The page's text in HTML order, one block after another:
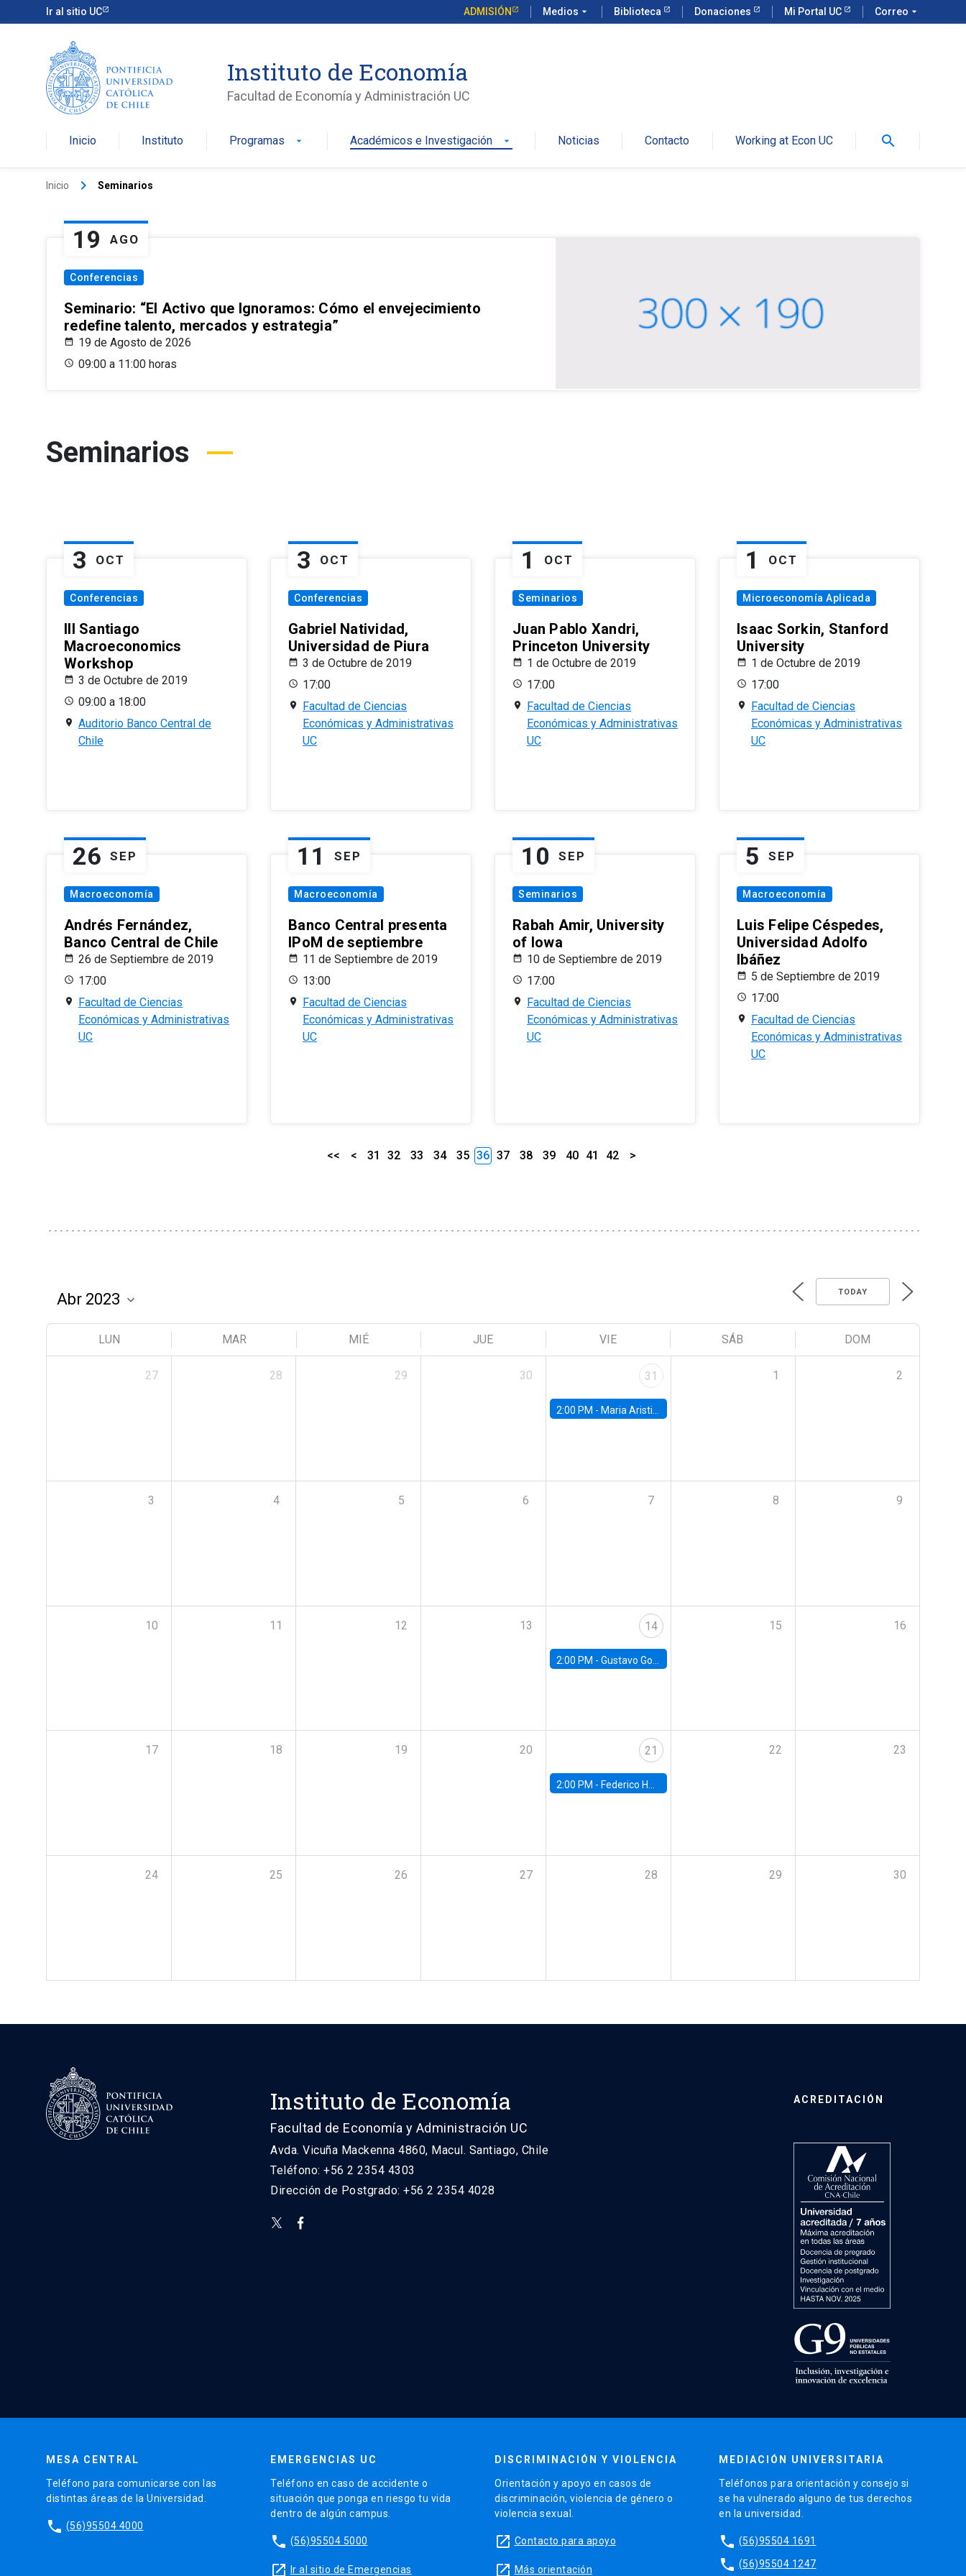
Ir al sitio UC ADMISIÓN Medios arrow_drop_down Biblioteca Donaciones Mi Portal UC Correo arrow_drop_down
Instituto de Economía
Facultad de Economía y Administración UC
Inicio Instituto Programas arrow_drop_down Académicos e Investigación arrow_drop_down Noticias Contacto Working at Econ UC search
Inicio keyboard_arrow_right Seminarios
19 AGO
Conferencias
Seminario: “El Activo que Ignoramos: Cómo el envejecimiento
redefine talento, mercados y estrategia”
19 de Agosto de 2026
09:00 a 11:00 horas
Seminarios
3 OCT
Conferencias
III Santiago
Macroeconomics
Workshop
3 de Octubre de 2019
09:00 a 18:00
Auditorio Banco Central de
Chile
3 OCT
Conferencias
Gabriel Natividad,
Universidad de Piura
3 de Octubre de 2019
17:00
Facultad de Ciencias
Económicas y Administrativas
UC
1 OCT
Seminarios
Juan Pablo Xandri,
Princeton University
1 de Octubre de 2019
17:00
Facultad de Ciencias
Económicas y Administrativas
UC
1 OCT
Microeconomía Aplicada
Isaac Sorkin, Stanford
University
1 de Octubre de 2019
17:00
Facultad de Ciencias
Económicas y Administrativas
UC
26 SEP
Macroeconomía
Andrés Fernández,
Banco Central de Chile
26 de Septiembre de 2019
17:00
Facultad de Ciencias
Económicas y Administrativas
UC
11 SEP
Macroeconomía
Banco Central presenta
IPoM de septiembre
11 de Septiembre de 2019
13:00
Facultad de Ciencias
Económicas y Administrativas
UC
10 SEP
Seminarios
Rabah Amir, University
of Iowa
10 de Septiembre de 2019
17:00
Facultad de Ciencias
Económicas y Administrativas
UC
5 SEP
Macroeconomía
Luis Felipe Céspedes,
Universidad Adolfo
Ibáñez
5 de Septiembre de 2019
17:00
Facultad de Ciencias
Económicas y Administrativas
UC
<< < 31 32 33 34 35 36 37 38 39 40 41 42 >
TODAY
LUN MAR MIÉ JUE VIE SÁB DOM
27 28 29 30 31
2:00 PM - Maria Aristizabal-Ramirez, FED Board
1 2
3 4 5 6 7 8 9
10 11 12 13 14
2:00 PM - Gustavo González - Banco Central de Chile
15 16
17 18 19 20 21
2:00 PM - Federico Huneeus - Banco Central de Chile
22 23
24 25 26 27 28 29 30
Instituto de Economía
Facultad de Economía y Administración UC
Avda. Vicuña Mackenna 4860, Macul. Santiago, Chile
Teléfono: +56 2 2354 4303
Dirección de Postgrado: +56 2 2354 4028
ACREDITACIÓN
MESA CENTRAL
Teléfono para comunicarse con las
distintas áreas de la Universidad.
phone (56)95504 4000
EMERGENCIAS UC
Teléfono en caso de accidente o
situación que ponga en riesgo tu vida
dentro de algún campus.
phone (56)95504 5000
launch Ir al sitio de Emergencias
DISCRIMINACIÓN Y VIOLENCIA
Orientación y apoyo en casos de
discriminación, violencia de género o
violencia sexual.
launch Contacto para apoyo
launch Más orientación
MEDIACIÓN UNIVERSITARIA
Teléfonos para orientación y consejo si
se ha vulnerado alguno de tus derechos
en la universidad.
phone (56)95504 1691
phone (56)95504 1247